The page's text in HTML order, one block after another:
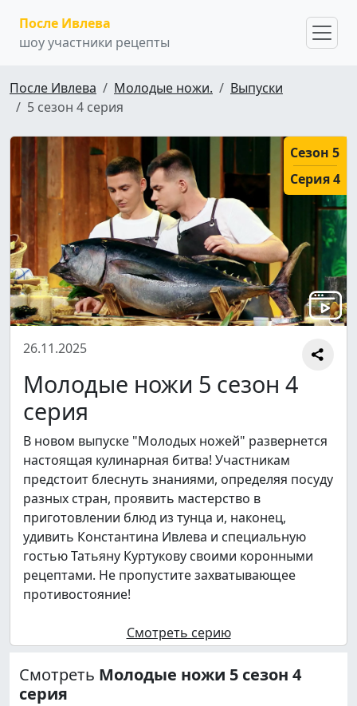
После Ивлева
шоу участники рецепты
После Ивлева Молодые ножи.
Выпуски
5 сезон 4 серия
Сезон 5
Серия 4
26.11.2025
Молодые ножи 5 сезон 4
серия
В новом выпуске "Молодых ножей" развернется
настоящая кулинарная битва! Участникам
предстоит блеснуть знаниями, определяя посуду
разных стран, проявить мастерство в
приготовлении блюд из тунца и, наконец,
удивить Константина Ивлева и специальную
гостью Татьяну Куртукову своими коронными
рецептами. Не пропустите захватывающее
противостояние!
Смотреть серию
Смотреть Молодые ножи 5 сезон 4
серия